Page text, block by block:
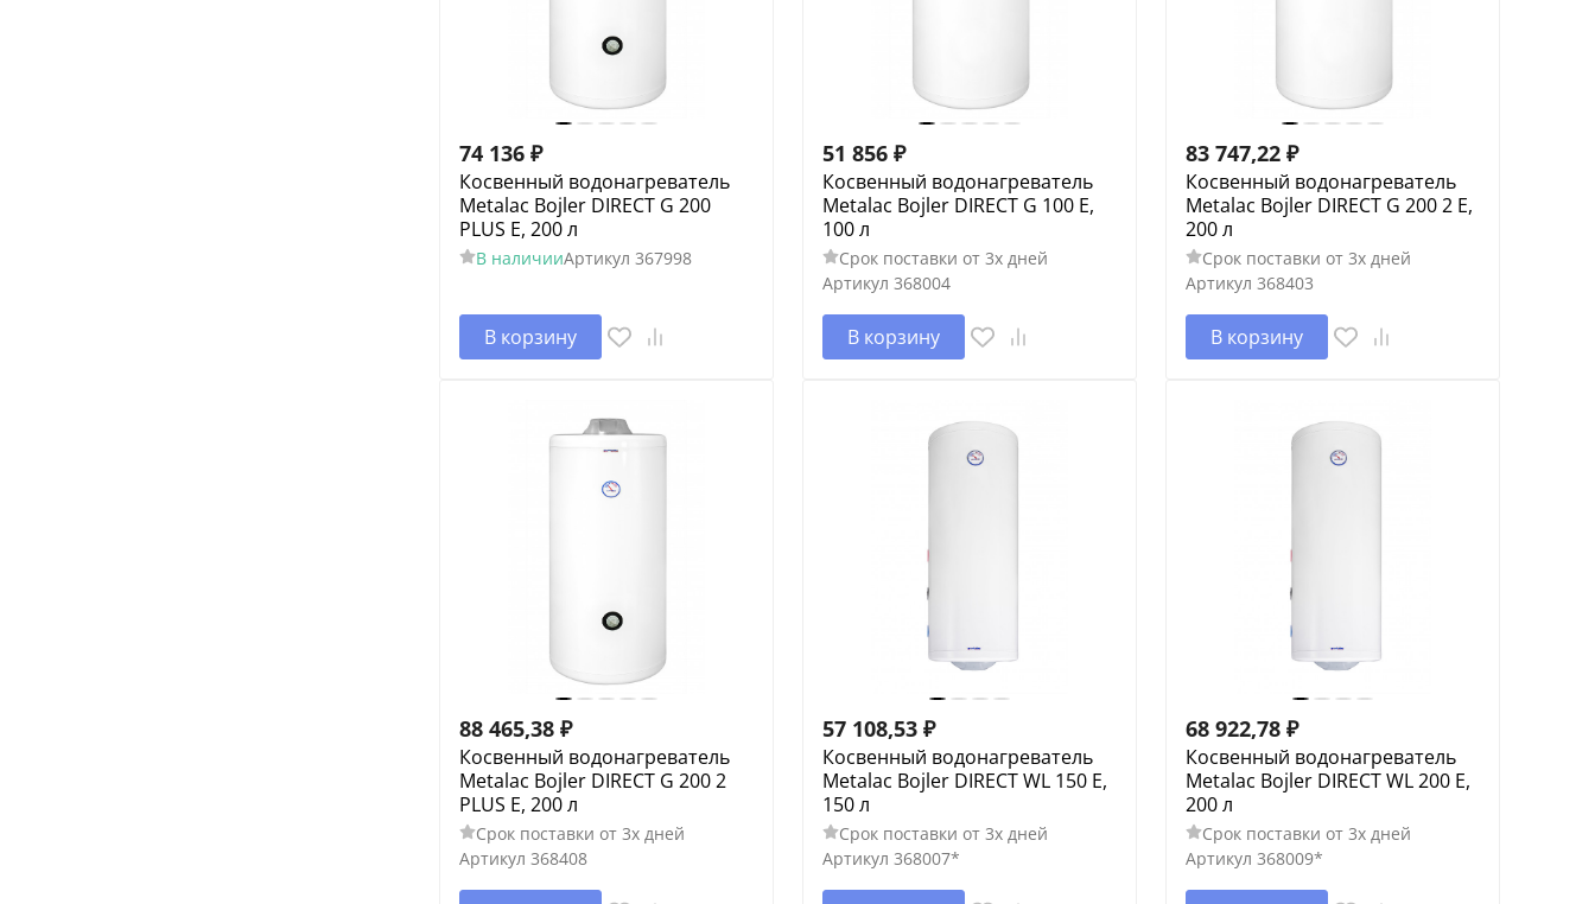
74 136 ₽
Косвенный водонагреватель
Metalac Bojler DIRECT G 200
PLUS E, 200 л
В наличииАртикул 367998
В корзину
51 856 ₽
Косвенный водонагреватель
Metalac Bojler DIRECT G 100 E,
100 л
Срок поставки от 3х дней
Артикул 368004
В корзину
83 747,22 ₽
Косвенный водонагреватель
Metalac Bojler DIRECT G 200 2 E,
200 л
Срок поставки от 3х дней
Артикул 368403
В корзину
88 465,38 ₽
Косвенный водонагреватель
Metalac Bojler DIRECT G 200 2
PLUS E, 200 л
Срок поставки от 3х дней
Артикул 368408
57 108,53 ₽
Косвенный водонагреватель
Metalac Bojler DIRECT WL 150 E,
150 л
Срок поставки от 3х дней
Артикул 368007*
68 922,78 ₽
Косвенный водонагреватель
Metalac Bojler DIRECT WL 200 E,
200 л
Срок поставки от 3х дней
Артикул 368009*